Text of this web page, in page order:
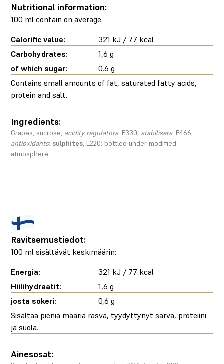
Nutritional information:
100 ml contain on average
Calorific value:
321 kJ / 77 kcal
Carbohydrates:
1,6 g
of which sugar:
0,6 g
Contains small amounts of fat, saturated fatty acids,
protein and salt.
Ingredients:
Grapes, sucrose, acidity regulators: E330, stabilisers: E466,
antioxidants: sulphites, E220; bottled under modified
atmosphere
Ravitsemustiedot:
100 ml sisältävät keskimäärin:
Energia:
321 kJ / 77 kcal
Hiilihydraatit:
1,6 g
josta sokeri:
0,6 g
Sisältää pieniä määriä rasva, tyydyttynyt sarva, proteiini
ja suola.
Ainesosat: